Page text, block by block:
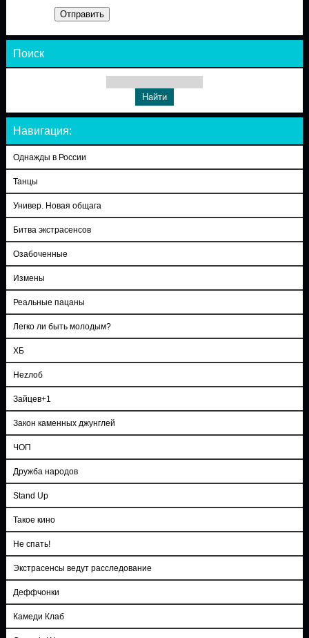
Отправить
Поиск
Навигация:
Однажды в России
Танцы
Универ. Новая общага
Битва экстрасенсов
Озабоченные
Измены
Реальные пацаны
Легко ли быть молодым?
ХБ
Неzлоб
Зайцев+1
Закон каменных джунглей
ЧОП
Дружба народов
Stand Up
Такое кино
Не спать!
Экстрасенсы ведут расследование
Деффчонки
Камеди Клаб